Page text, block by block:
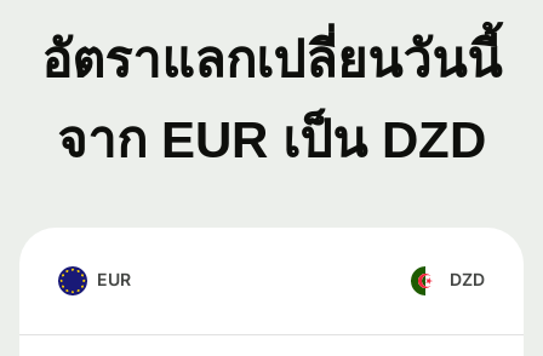
อัตราแลกเปลี่ยนวันนี้
จาก EUR เป็น DZD
EUR DZD